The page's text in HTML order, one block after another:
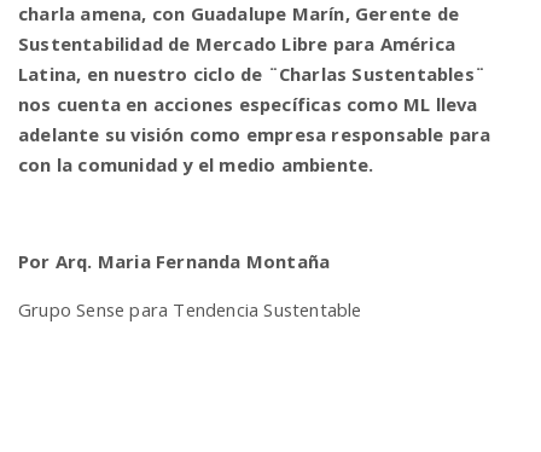
o
n
charla amena, con Guadalupe Marín, Gerente de
Sustentabilidad de Mercado Libre para América
Latina, en nuestro ciclo de ¨Charlas Sustentables¨
nos cuenta en acciones específicas como ML lleva
adelante su visión como empresa responsable para
con la comunidad y el medio ambiente.
Por Arq. Maria Fernanda Montaña
Grupo Sense para Tendencia Sustentable